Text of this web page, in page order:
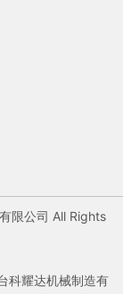
限公司 All Rights
科耀达机械制造有